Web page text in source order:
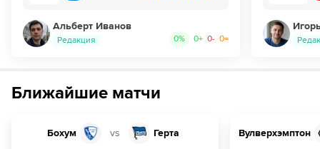
Альберт Иванов
Редакция 0% 0+ 0- 0=
Ближайшие матчи
Бохум vs Герта Вулверхэмптон